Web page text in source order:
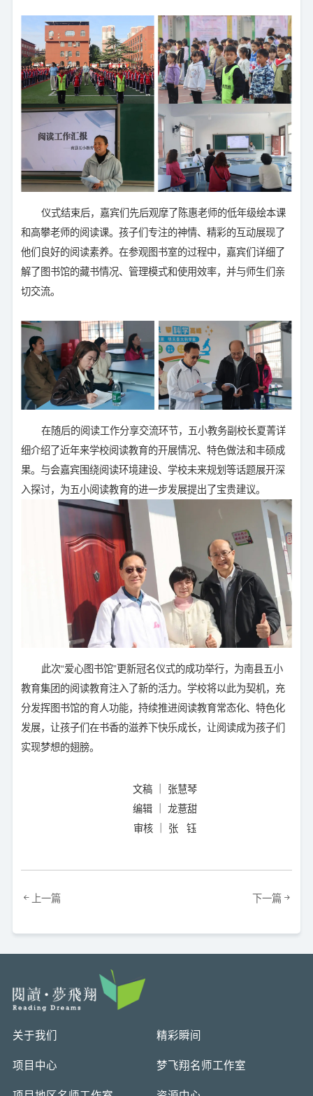
仪式结束后，嘉宾们先后观摩了陈惠老师的低年级绘本课
和高攀老师的阅读课。孩子们专注的神情、精彩的互动展现了
他们良好的阅读素养。在参观图书室的过程中，嘉宾们详细了
解了图书馆的藏书情况、管理模式和使用效率，并与师生们亲
切交流。
在随后的阅读工作分享交流环节，五小教务副校长夏菁详
细介绍了近年来学校阅读教育的开展情况、特色做法和丰硕成
果。与会嘉宾围绕阅读环境建设、学校未来规划等话题展开深
入探讨，为五小阅读教育的进一步发展提出了宝贵建议。
此次“爱心图书馆”更新冠名仪式的成功举行，为南县五小
教育集团的阅读教育注入了新的活力。学校将以此为契机，充
分发挥图书馆的育人功能，持续推进阅读教育常态化、特色化
发展，让孩子们在书香的滋养下快乐成长，让阅读成为孩子们
实现梦想的翅膀。
文稿 ｜ 张慧琴
编辑 ｜ 龙薏甜
审核 ｜ 张 钰
上一篇 下一篇
关于我们 精彩瞬间
项目中心 梦飞翔名师工作室